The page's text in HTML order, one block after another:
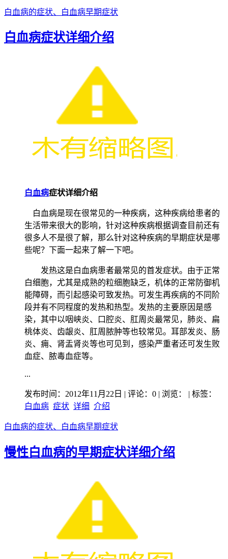
白血病的症状、白血病早期症状
白血病症状详细介绍
白血病症状详细介绍
白血病是现在很常见的一种疾病，这种疾病给患者的
生活带来很大的影响，针对这种疾病根据调查目前还有
很多人不是很了解，那么针对这种疾病的早期症状是哪
些呢？下面一起来了解一下吧。
发热这是白血病患者最常见的首发症状。由于正常
白细胞，尤其是成熟的粒细胞缺乏，机体的正常防御机
能障碍，而引起感染可致发热。可发生再疾病的不同阶
段并有不同程度的发热和热型。发热的主要原因是感
染，其中以咽峡炎、口腔炎、肛周炎最常见，肺炎、扁
桃体炎、齿龈炎、肛周脓肿等也较常见。耳部发炎、肠
炎、痈、肾盂肾炎等也可见到，感染严重者还可发生败
血症、脓毒血症等。
...
发布时间：2012年11月22日 | 评论：0 | 浏览：
| 标签：
白血病 症状 详细 介绍
白血病的症状、白血病早期症状
慢性白血病的早期症状详细介绍